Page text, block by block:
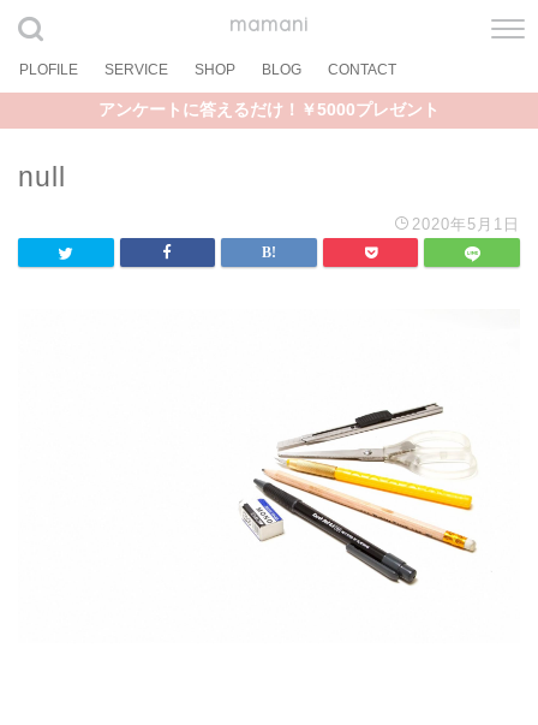
mamani
PLOFILE SERVICE SHOP BLOG CONTACT
アンケートに答えるだけ！￥5000プレゼント
null
2020年5月1日